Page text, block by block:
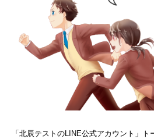
「北辰テストのLINE公式アカウント」